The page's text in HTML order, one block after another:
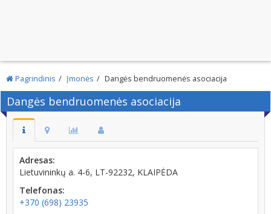
Pagrindinis Įmonės Dangės bendruomenės asociacija
Dangės bendruomenės asociacija
Adresas:
Lietuvininkų a. 4-6, LT-92232, KLAIPĖDA
Telefonas:
+370 (698) 23935